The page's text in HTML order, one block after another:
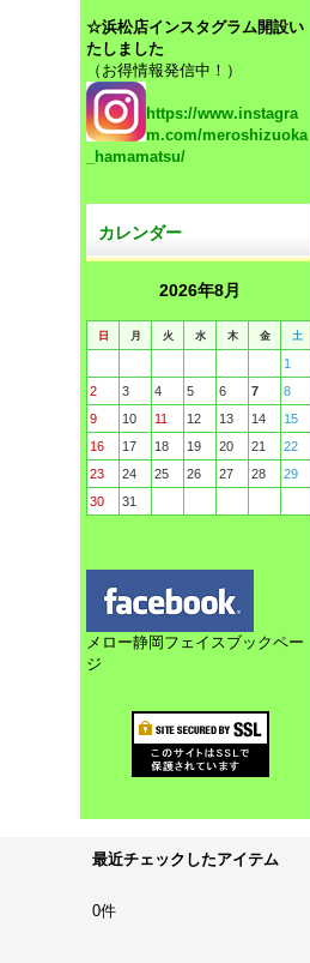
☆浜松店インスタグラム開設い
たしました
（お得情報発信中！）
https://www.instagra
m.com/meroshizuoka
_hamamatsu/
カレンダー
2026年8月
日 月 火 水 木 金 土
1
2
3 4 5 6 7
8
9
10 11 12 13 14
15
16
17 18 19 20 21
22
23
24 25 26 27 28
29
30
31
メロー静岡フェイスブックペー
ジ
最近チェックしたアイテム
0件